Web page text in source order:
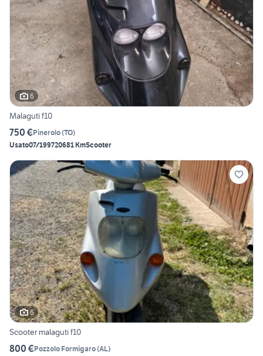
6
Malaguti f10
750 €Pinerolo(TO)
Usato07/199720681 KmScooter
6
Scooter malaguti f10
800 €Pozzolo Formigaro(AL)